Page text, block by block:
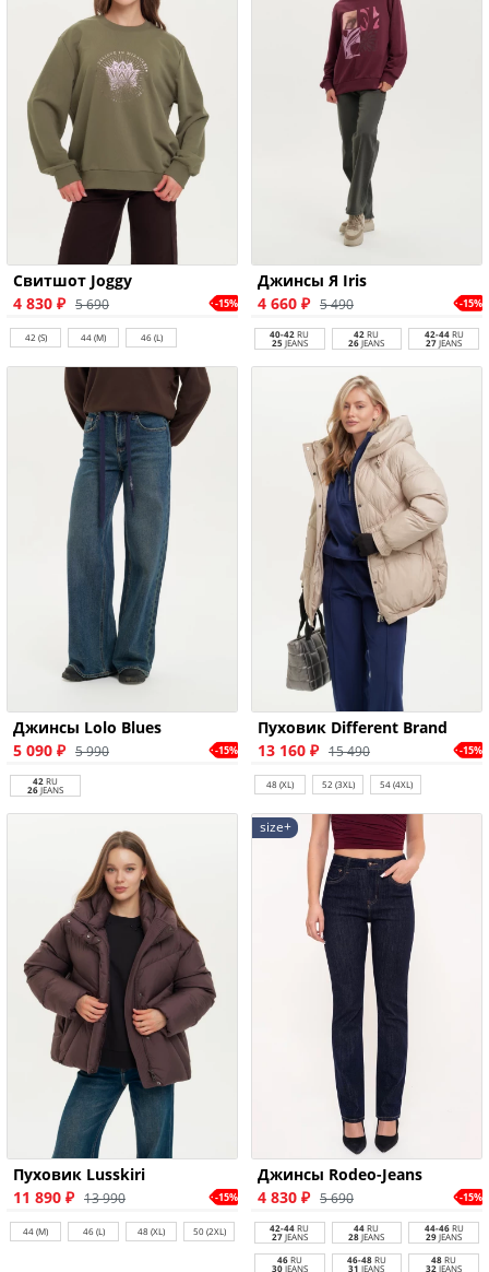
Свитшот Joggy
4 830 ₽ 5 690 -15%
42 (S) 44 (M) 46 (L)
Джинсы Я Iris
4 660 ₽ 5 490 -15%
40-42RU
25JEANS
42RU
26JEANS
42-44RU
27JEANS
Джинсы Lolo Blues
5 090 ₽ 5 990 -15%
42RU
26JEANS
Пуховик Different Brand
13 160 ₽ 15 490 -15%
48 (XL) 52 (3XL) 54 (4XL)
Пуховик Lusskiri
11 890 ₽ 13 990 -15%
44 (M) 46 (L) 48 (XL) 50 (2XL)
size+
Джинсы Rodeo-Jeans
4 830 ₽ 5 690 -15%
42-44RU
27JEANS
44RU
28JEANS
44-46RU
29JEANS
46RU
30JEANS
46-48RU
31 JEANS
48RU
32JEANS